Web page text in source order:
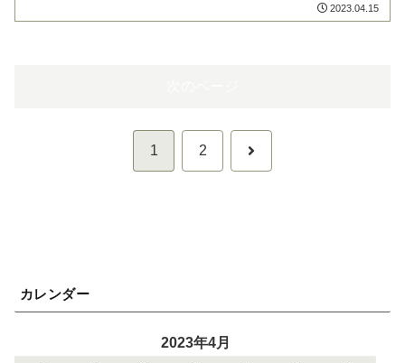
2023.04.15
1 2 次
カレンダー
2023年4月